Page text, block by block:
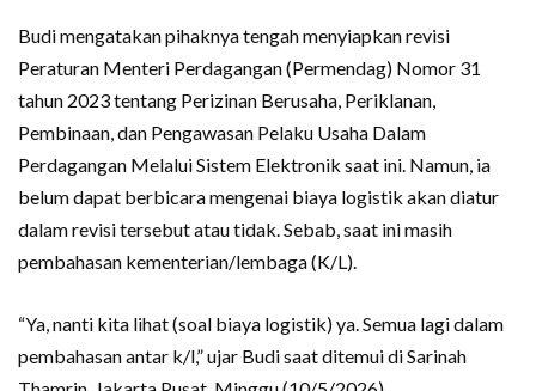
Budi mengatakan pihaknya tengah menyiapkan revisi
Peraturan Menteri Perdagangan (Permendag) Nomor 31
tahun 2023 tentang Perizinan Berusaha, Periklanan,
Pembinaan, dan Pengawasan Pelaku Usaha Dalam
Perdagangan Melalui Sistem Elektronik saat ini. Namun, ia
belum dapat berbicara mengenai biaya logistik akan diatur
dalam revisi tersebut atau tidak. Sebab, saat ini masih
pembahasan kementerian/lembaga (K/L).
“Ya, nanti kita lihat (soal biaya logistik) ya. Semua lagi dalam
pembahasan antar k/l,” ujar Budi saat ditemui di Sarinah